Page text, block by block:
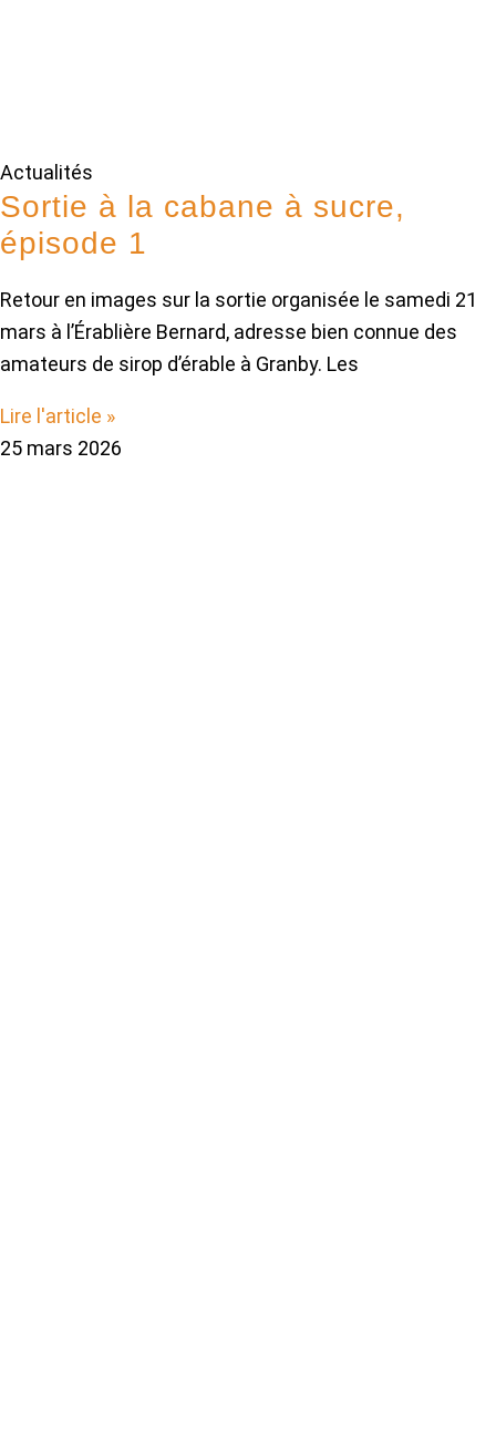
Actualités
Sortie à la cabane à sucre,
épisode 1
Retour en images sur la sortie organisée le samedi 21
mars à l’Érablière Bernard, adresse bien connue des
amateurs de sirop d’érable à Granby. Les
Lire l'article »
25 mars 2026